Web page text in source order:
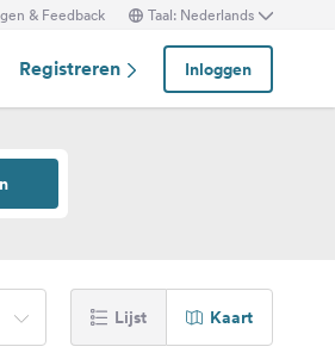
& Feedback Taal: Nederlands
Registreren Inloggen
Lijst Kaart